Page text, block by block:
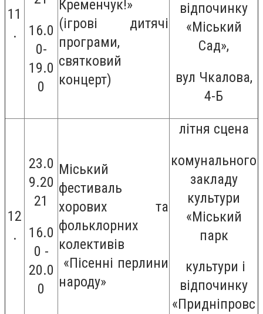
11
.
16.0
0-
19.0
0
Кременчук!»
(ігрові дитячі
програми,
святковий
концерт)
відпочинку
«Міський
Сад»,
вул Чкалова,
4-Б
12
.
23.0
9.20
21
16.0
0 -
20.0
0
Міський
фестиваль
хорових та
фольклорних
колективів
«Пісенні перлини
народу»
літня сцена
комунального
закладу
культури
«Міський
парк
культури і
відпочинку
«Придніпровс